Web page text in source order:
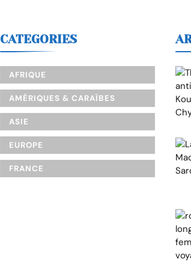
CATEGORIES
AFRIQUE
AMÉRIQUES & CARAÏBES
ASIE
EUROPE
FRANCE